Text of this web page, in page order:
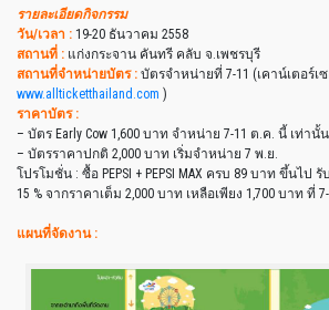
รายละเอียดกิจกรรม
วัน/เวลา : 19-20 ธันวาคม 2558
สถานที่ : แก่งกระจาน คันทรี คลับ จ.เพชรบุรี
สถานที่จำหน่ายบัตร : บัตรจำหน่ายที่ 7-11 (เคาน์เตอร์เ
www.allticketthailand.com )
ราคาบัตร :
– บัตร Early Cow 1,600 บาท จำหน่าย 7-11 ต.ค. นี้ เท่านั้น
– บัตรราคาปกติ 2,000 บาท เริ่มจำหน่าย 7 พ.ย.
โปรโมชั่น : ซื้อ PEPSI + PEPSI MAX ครบ 89 บาท ขึ้นไป
15 % จากราคาเต็ม 2,000 บาท เหลือเพียง 1,700 บาท ที่ 7-
แผนที่จัดงาน :